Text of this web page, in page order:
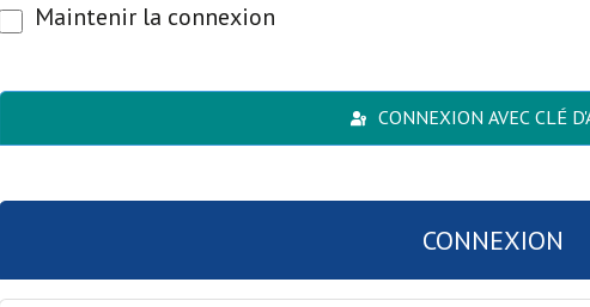
Maintenir la connexion
CONNEXION AVEC CLÉ
CONNEXION